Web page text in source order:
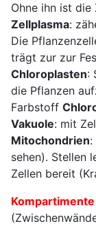
Ohne ihn ist die
Zellplasma:
Die
trägt zur zur
Chloroplasten:
die Pflanzen
Farbstoff
Vakuole: mit
Mitochondrien:
sehen). Stellen
Zellen bereit
Kompartimente